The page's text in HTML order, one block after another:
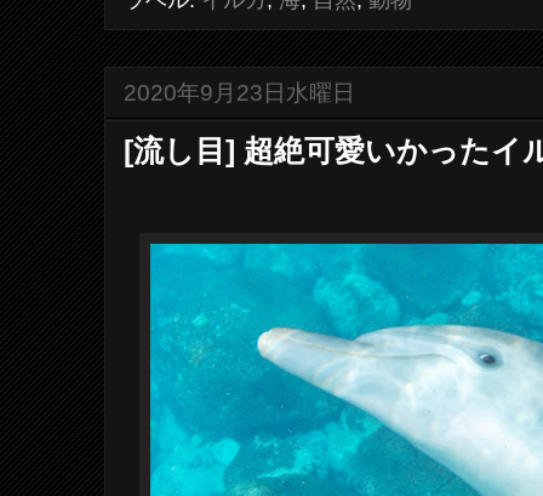
2020年9月23日水曜日
[流し目] 超絶可愛いかったイ